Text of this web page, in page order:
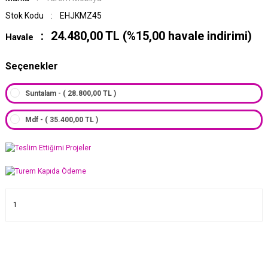
Stok Kodu
EHJKMZ45
Havale 24.480,00 TL (%15,00 havale indirimi)
Seçenekler
Suntalam - ( 28.800,00 TL )
Mdf - ( 35.400,00 TL )